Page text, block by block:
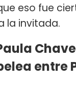
eso fue
la invitada.
entre